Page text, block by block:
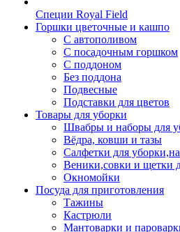
Специи Royal Field
Горшки цветочные и кашпо
С автополивом
С посадочным горшком
С поддоном
Без поддона
Подвесные
Подставки для цветов
Товары для уборки
Швабры и наборы для
Вёдра, ковши и тазы
Салфетки для
Веники,совки и щетки
Окномойки
Посуда для приготовления
Тажины
Кастрюли
Мантоварки и